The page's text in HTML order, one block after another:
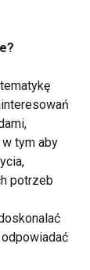
10
fakty
tym aby
potrzeb